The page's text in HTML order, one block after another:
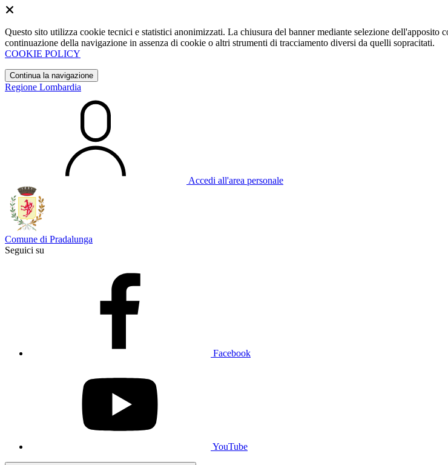
Questo sito utilizza cookie tecnici e statistici anonimizzati. La chiusura del banner mediante selezione
continuazione della navigazione in assenza di cookie o altri strumenti di tracciamento diversi da quelli sopracitati.
COOKIE POLICY
Continua la navigazione
Regione Lombardia
Accedi all'area personale
Comune di Pradalunga
Seguici su
Facebook
YouTube